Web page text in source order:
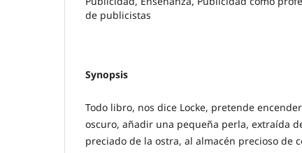
de publicistas
Synopsis
Todo libro, nos dice Locke, pretende
oscuro, añadir una pequeña perla, extraída
preciado de la ostra, al almacén precioso de